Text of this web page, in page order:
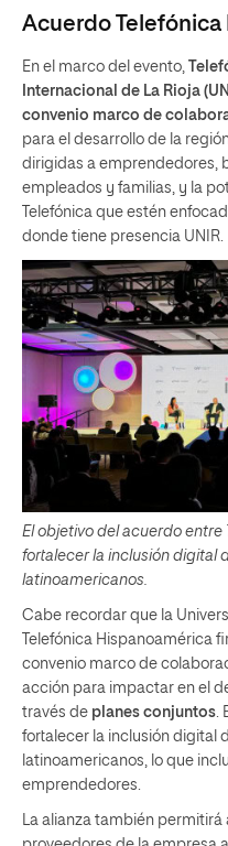
Acuerdo Telefónica
En el marco del evento,
Internacional de La Rioja
convenio marco de
para el desarrollo de la
dirigidas a emprendedores,
empleados y familias, y la
Telefónica que estén
donde tiene presencia UNIR.
El objetivo del acuerdo entre
fortalecer la inclusión digital
latinoamericanos.
Cabe recordar que la
Telefónica Hispanoamérica
convenio marco de
acción para impactar en el
través de planes conjuntos.
fortalecer la inclusión digital
latinoamericanos, lo que
emprendedores.
La alianza también